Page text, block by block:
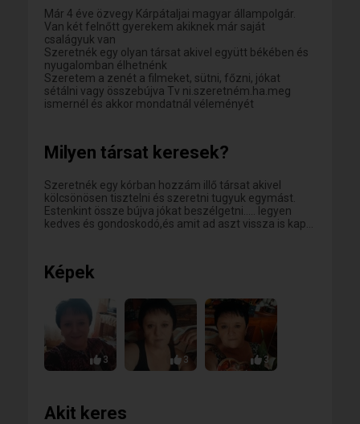
Már 4 éve özvegy Kárpátaljai magyar állampolgár.
Van két felnőtt gyerekem akiknek már saját
csalágyuk van
Szeretnék egy olyan társat akivel együtt békében és
nyugalomban élhetnénk
Szeretem a zenét a filmeket, sütni, főzni, jókat
sétálni vagy összebújva Tv ni.szeretném.ha.meg
ismernél és akkor mondatnál véleményét
Milyen társat keresek?
Szeretnék egy kórban hozzám illő társat akivel
kölcsönösen tisztelni és szeretni tugyuk egymást.
Estenkint össze bújva jókat beszélgetni..... legyen
kedves és gondoskodó,és amit ad aszt vissza is kap...
Képek
3 3 3
Akit keres